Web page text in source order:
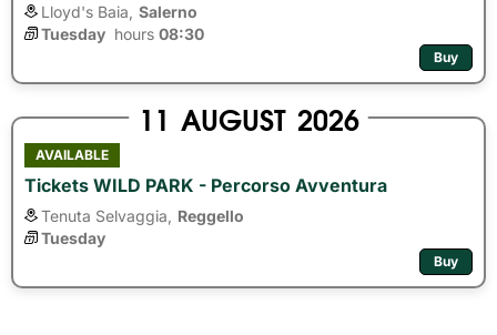
Lloyd's Baia, Salerno
Tuesday hours 08:30
Buy
11 AUGUST 2026
AVAILABLE
Tickets WILD PARK - Percorso Avventura
Tenuta Selvaggia,
Reggello
Tuesday
Buy